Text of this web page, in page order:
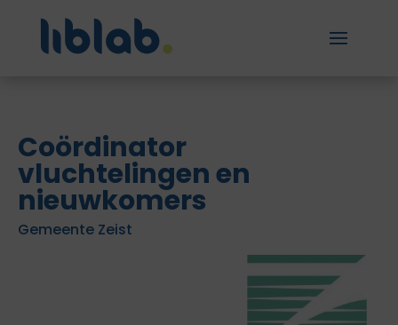
Coördinator
vluchtelingen en
nieuwkomers
Gemeente Zeist